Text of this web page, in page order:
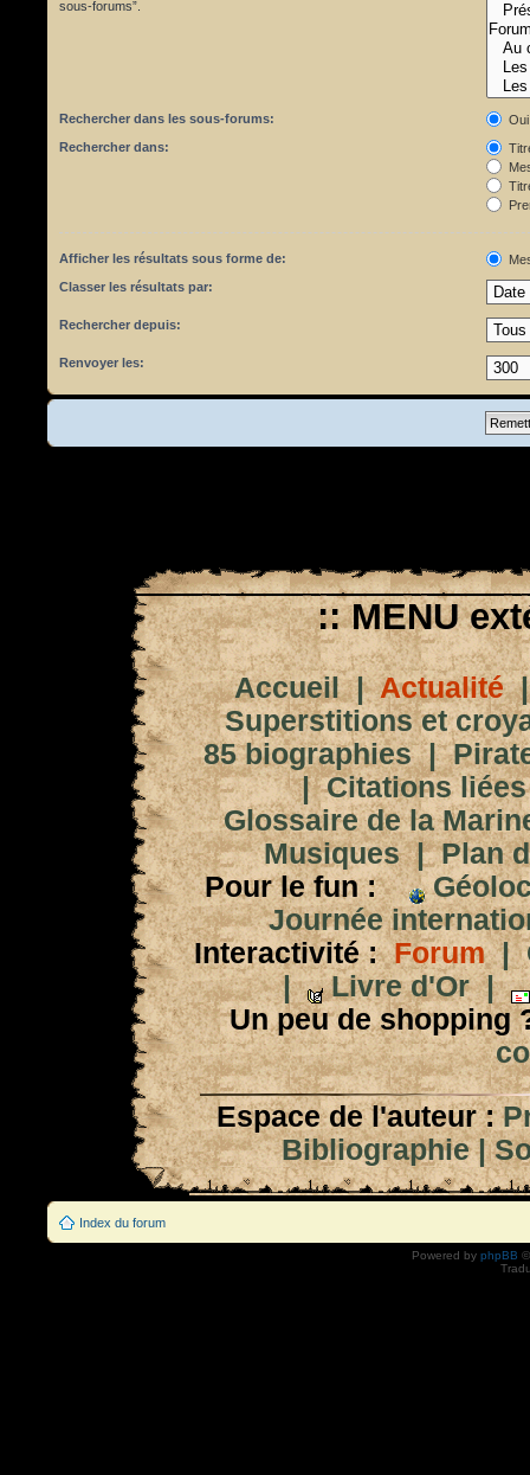
sous-forums”.
Rechercher dans les sous-forums:
Oui
Rechercher dans:
Afficher les résultats sous forme de:
Classer les résultats par:
Rechercher depuis:
Renvoyer les:
:: MENU
Accueil|Actualité
Superstitions et
85 biographies|
|Citations
Glossaire de la
Musiques|Plan
Pour le fun :
Journée
Interactivité : Forum|
|
Livre d'Or|
Un peu de shopping
Espace de l'auteur :
Bibliographie|
Index du forum
Powered by phpBB